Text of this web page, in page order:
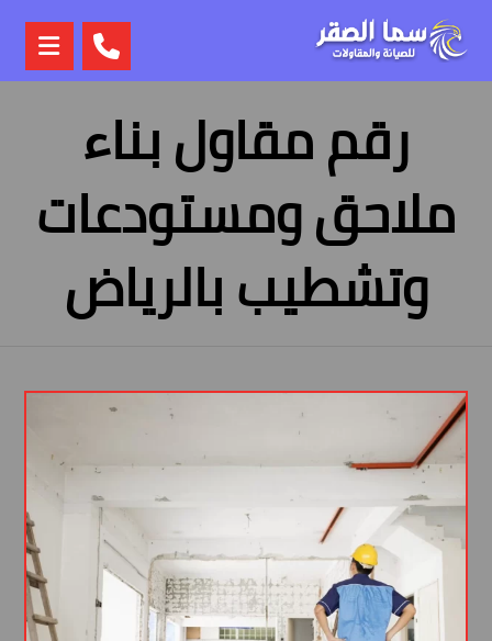
رقم مقاول بناء
ملاحق ومستودعات
وتشطيب بالرياض